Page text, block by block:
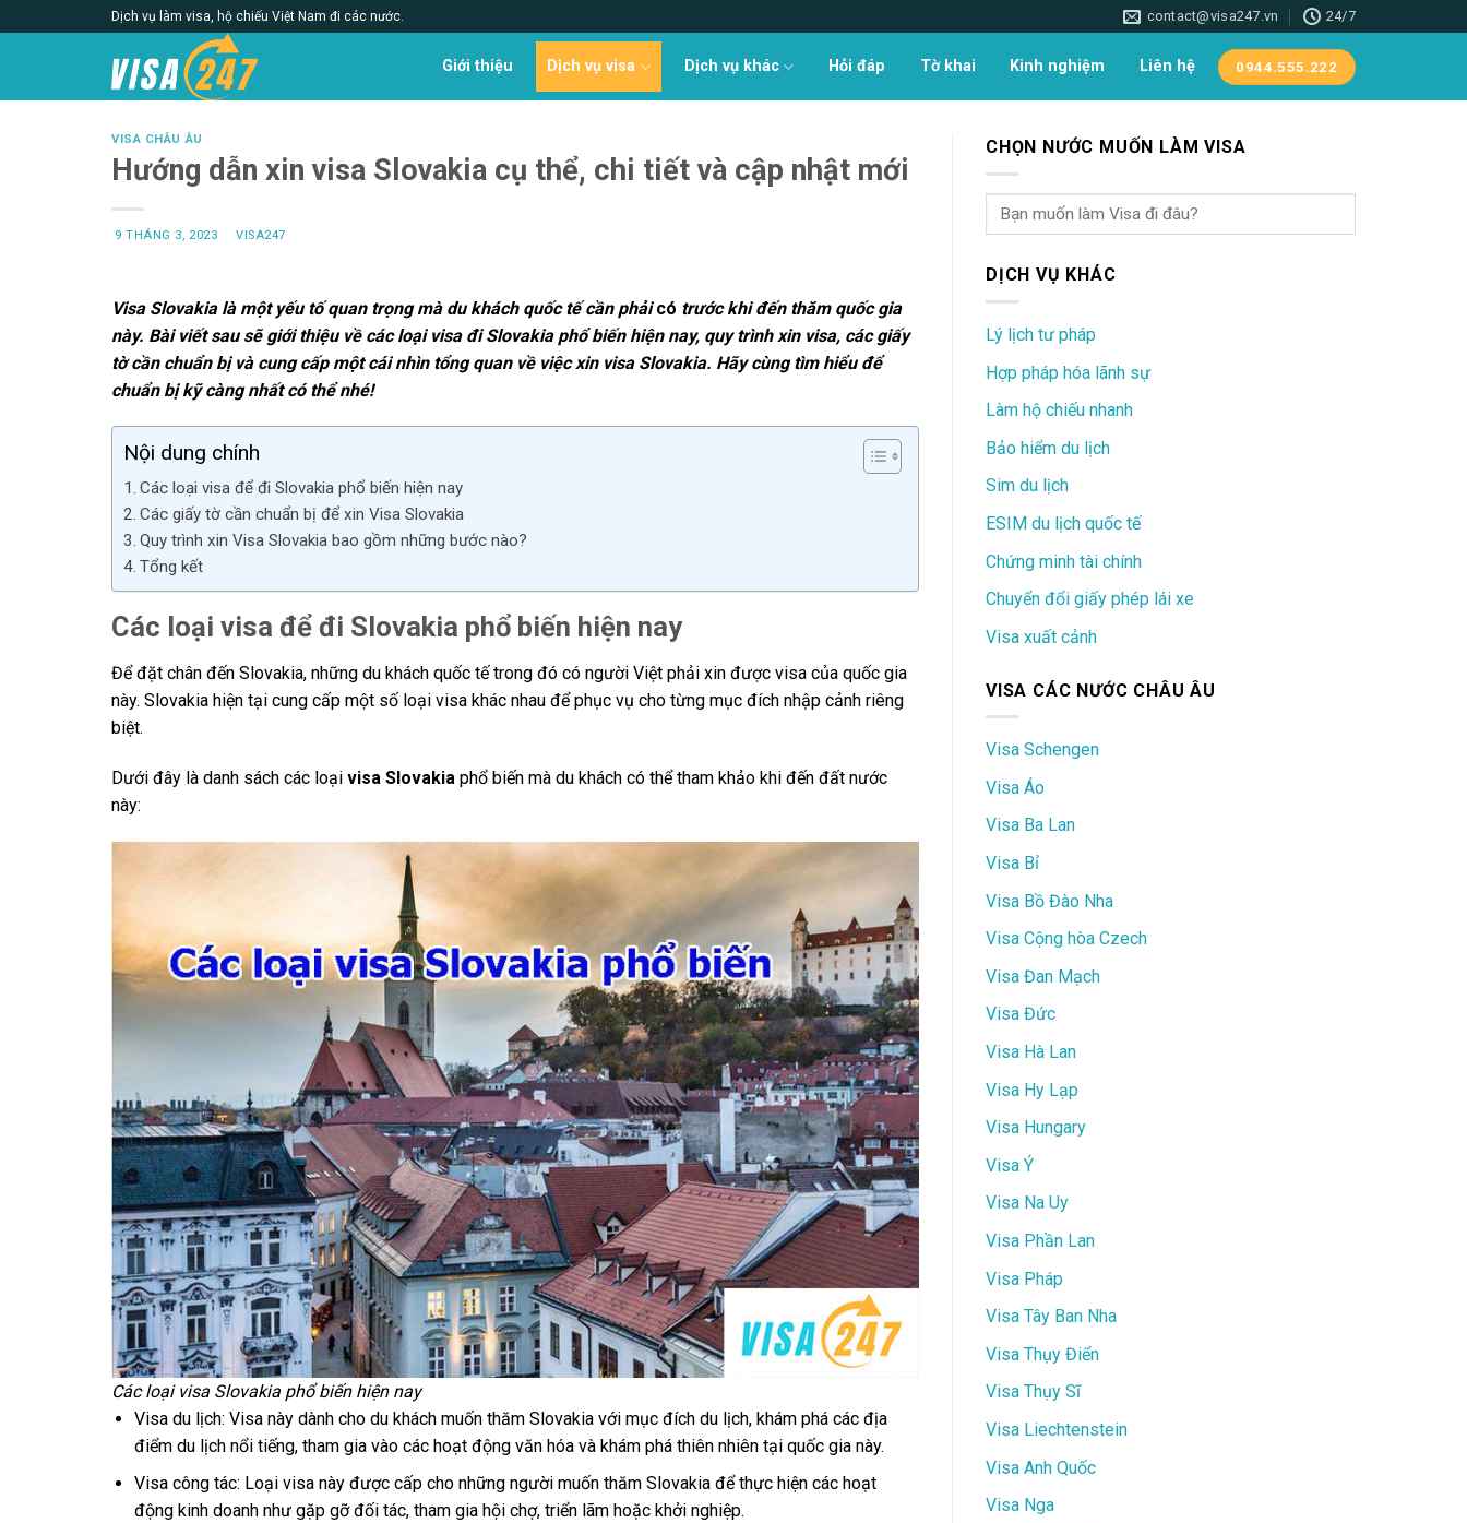
to
Dịch vụ làm visa, hộ chiếu Việt Nam đi các nước. contact@visa247.vn 24/7
Giới thiệu Dịch vụ visa Dịch vụ khác Hỏi đáp Tờ khai Kinh nghiệm Liên hệ 0944.555.222
VISA CHÂU ÂU
Hướng dẫn xin visa Slovakia cụ thể, chi tiết và cập nhật mới
9 THÁNG 3, 2023 VISA247
Visa Slovakia là một yếu tố quan trọng mà du khách quốc tế cần phải có trước khi đến thăm quốc gia
này. Bài viết sau sẽ giới thiệu về các loại visa đi Slovakia phổ biến hiện nay, quy trình xin visa, các giấy
tờ cần chuẩn bị và cung cấp một cái nhìn tổng quan về việc xin visa Slovakia. Hãy cùng tìm hiểu để
chuẩn bị kỹ càng nhất có thể nhé!
Nội dung chính
Các loại visa để đi Slovakia phổ biến hiện nay
Các giấy tờ cần chuẩn bị để xin Visa Slovakia
Quy trình xin Visa Slovakia bao gồm những bước nào?
Tổng kết
Các loại visa để đi Slovakia phổ biến hiện nay
Để đặt chân đến Slovakia, những du khách quốc tế trong đó có người Việt phải xin được visa của quốc gia
này. Slovakia hiện tại cung cấp một số loại visa khác nhau để phục vụ cho từng mục đích nhập cảnh riêng
biệt.
Dưới đây là danh sách các loại visa Slovakia phổ biến mà du khách có thể tham khảo khi đến đất nước
này:
Các loại visa Slovakia phổ biến hiện nay
Visa du lịch: Visa này dành cho du khách muốn thăm Slovakia với mục đích du lịch, khám phá các địa
điểm du lịch nổi tiếng, tham gia vào các hoạt động văn hóa và khám phá thiên nhiên tại quốc gia này.
Visa công tác: Loại visa này được cấp cho những người muốn thăm Slovakia để thực hiện các hoạt
động kinh doanh như gặp gỡ đối tác, tham gia hội chợ, triển lãm hoặc khởi nghiệp.
CHỌN NƯỚC MUỐN LÀM VISA
DỊCH VỤ KHÁC
Lý lịch tư pháp
Hợp pháp hóa lãnh sự
Làm hộ chiếu nhanh
Bảo hiểm du lịch
Sim du lịch
ESIM du lịch quốc tế
Chứng minh tài chính
Chuyển đổi giấy phép lái xe
Visa xuất cảnh
VISA CÁC NƯỚC CHÂU ÂU
Visa Schengen
Visa Áo
Visa Ba Lan
Visa Bỉ
Visa Bồ Đào Nha
Visa Cộng hòa Czech
Visa Đan Mạch
Visa Đức
Visa Hà Lan
Visa Hy Lạp
Visa Hungary
Visa Ý
Visa Na Uy
Visa Phần Lan
Visa Pháp
Visa Tây Ban Nha
Visa Thụy Điển
Visa Thụy Sĩ
Visa Liechtenstein
Visa Anh Quốc
Visa Nga